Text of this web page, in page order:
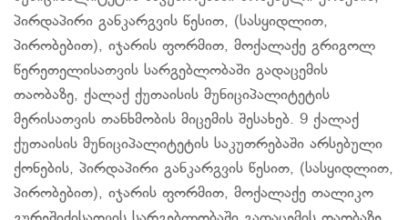
პირდაპირი განკარგვის წესით, (სასყიდლით,
პირობებით), იჯარის ფორმით, მოქალაქე გრიგოლ
წერეთელისათვის სარგებლობაში გადაცემის
თაობაზე, ქალაქ ქუთაისის მუნიციპალიტეტის
მერისათვის თანხმობის მიცემის შესახებ. 9 ქალაქ
ქუთაისის მუნიციპალიტეტის საკუთრებაში არსებული
ქონების, პირდაპირი განკარგვის წესით, (სასყიდლით,
პირობებით), იჯარის ფორმით, მოქალაქე თალიკო